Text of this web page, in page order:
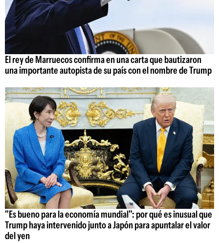
El rey de Marruecos confirma en una carta que bautizaron
una importante autopista de su país con el nombre de Trump
"Es bueno para la economía mundial": por qué es inusual que
Trump haya intervenido junto a Japón para apuntalar el valor
del yen